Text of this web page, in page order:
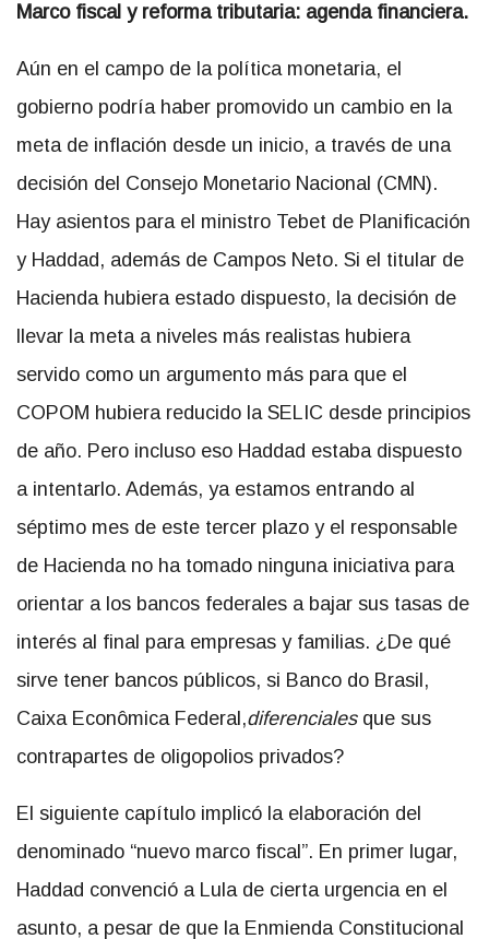
Marco fiscal y reforma tributaria: agenda financiera.
Aún en el campo de la política monetaria, el
gobierno podría haber promovido un cambio en la
meta de inflación desde un inicio, a través de una
decisión del Consejo Monetario Nacional (CMN).
Hay asientos para el ministro Tebet de Planificación
y Haddad, además de Campos Neto. Si el titular de
Hacienda hubiera estado dispuesto, la decisión de
llevar la meta a niveles más realistas hubiera
servido como un argumento más para que el
COPOM hubiera reducido la SELIC desde principios
de año. Pero incluso eso Haddad estaba dispuesto
a intentarlo. Además, ya estamos entrando al
séptimo mes de este tercer plazo y el responsable
de Hacienda no ha tomado ninguna iniciativa para
orientar a los bancos federales a bajar sus tasas de
interés al final para empresas y familias. ¿De qué
sirve tener bancos públicos, si Banco do Brasil,
Caixa Econômica Federal,diferencialesque sus
contrapartes de oligopolios privados?
El siguiente capítulo implicó la elaboración del
denominado “nuevo marco fiscal”. En primer lugar,
Haddad convenció a Lula de cierta urgencia en el
asunto, a pesar de que la Enmienda Constitucional